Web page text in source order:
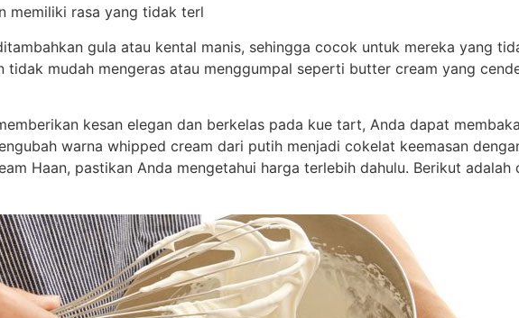
memiliki rasa yang tidak terl
gula atau kental manis, sehingga cocok untuk mereka yang
tidak mudah mengeras atau menggumpal seperti butter cream yang
kesan elegan dan berkelas pada kue tart, Anda dapat
warna whipped cream dari putih menjadi cokelat keemasan
Haan, pastikan Anda mengetahui harga terlebih dahulu. Berikut